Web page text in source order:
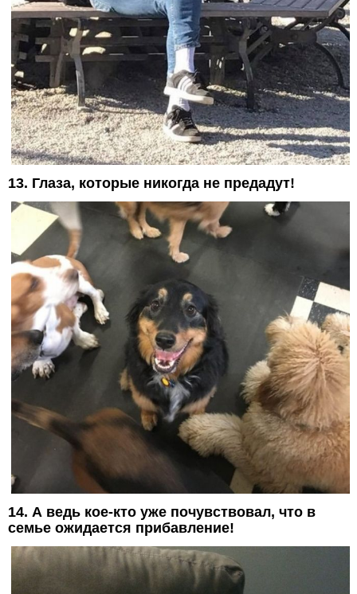
13. Глаза, которые никогда не предадут!
14. А ведь кое-кто уже почувствовал, что в
семье ожидается прибавление!